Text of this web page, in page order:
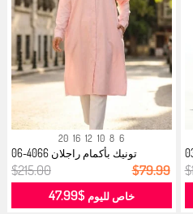
مشقوقة 9118-03
6
8
10
12
16
20
تونيك بأكمام راجلان 4066-06
سلمون...
$215.00 $79.99
خاص لليوم$47.99